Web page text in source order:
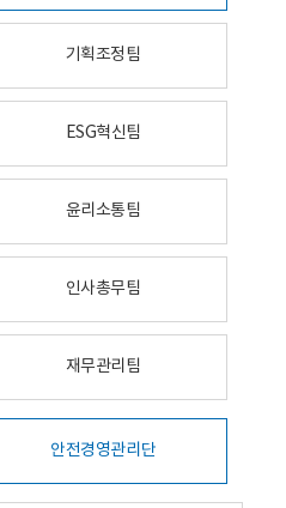
기획조정팀
ESG혁신팀
윤리소통팀
인사총무팀
재무관리팀
안전경영관리단